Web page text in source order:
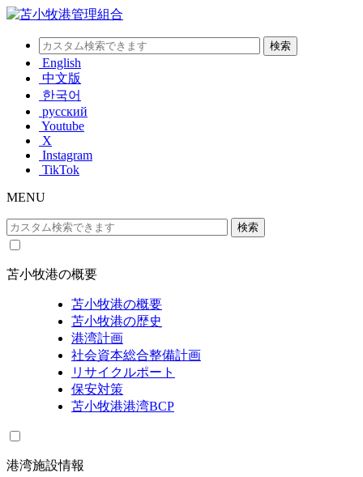
English
中文版
한국어
русский
Youtube
X
Instagram
TikTok
MENU
苫小牧港の概要
苫小牧港の概要
苫小牧港の歴史
港湾計画
社会資本総合整備計画
リサイクルポート
保安対策
苫小牧港港湾BCP
港湾施設情報